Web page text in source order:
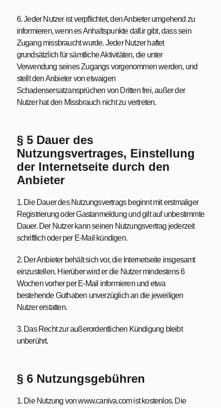
6. Jeder Nutzer ist verpflichtet, den Anbieter umgehend zu
informieren, wenn es Anhaltspunkte dafür gibt, dass sein
Zugang missbraucht wurde. Jeder Nutzer haftet
grundsätzlich für sämtliche Aktivitäten, die unter
Verwendung seines Zugangs vorgenommen werden, und
stellt den Anbieter von etwaigen
Schadensersatzansprüchen von Dritten frei, außer der
Nutzer hat den Missbrauch nicht zu vertreten.
§ 5 Dauer des
Nutzungsvertrages, Einstellung
der Internetseite durch den
Anbieter
1. Die Dauer des Nutzungsvertrags beginnt mit erstmaliger
Registrierung oder Gastanmeldung und gilt auf unbestimmte
Dauer. Der Nutzer kann seinen Nutzungsvertrag jederzeit
schriftlich oder per E-Mail kündigen.
2. Der Anbieter behält sich vor, die Internetseite insgesamt
einzustellen. Hierüber wird er die Nutzer mindestens 6
Wochen vorher per E-Mail informieren und etwa
bestehende Guthaben unverzüglich an die jeweiligen
Nutzer erstatten.
3. Das Recht zur außerordentlichen Kündigung bleibt
unberührt.
§ 6 Nutzungsgebühren
1. Die Nutzung von www.caniva.com ist kostenlos. Die